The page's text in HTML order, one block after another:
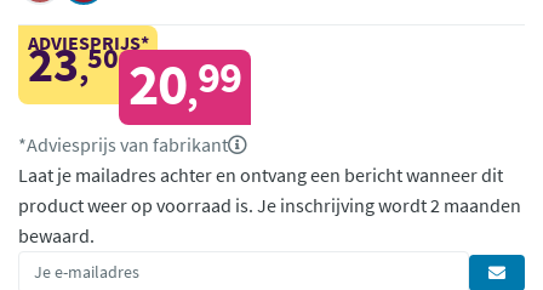
ADVIESPRIJS*
23,50 20,99
*Adviesprijs van fabrikant
Laat je mailadres achter en ontvang een bericht wanneer dit
product weer op voorraad is. Je inschrijving wordt 2 maanden
bewaard.